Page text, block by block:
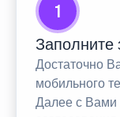
1
Заполните
Достаточно
мобильного
Далее с Вами